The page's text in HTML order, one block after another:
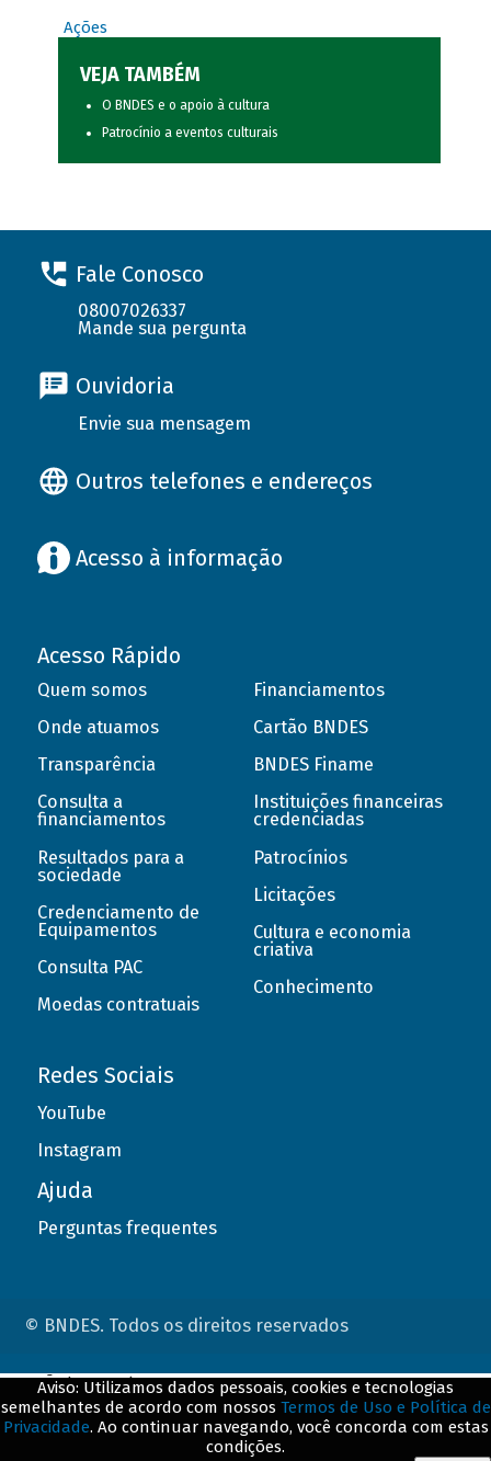
Ações
VEJA TAMBÉM
O BNDES e o apoio à cultura
Patrocínio a eventos culturais
Fale Conosco
08007026337
Mande sua pergunta
Ouvidoria
Envie sua mensagem
Outros telefones e endereços
Acesso à informação
Acesso Rápido
Quem somos
Onde atuamos
Transparência
Consulta a
financiamentos
Resultados para a
sociedade
Credenciamento de
Equipamentos
Consulta PAC
Moedas contratuais
Financiamentos
Cartão BNDES
BNDES Finame
Instituições financeiras
credenciadas
Patrocínios
Licitações
Cultura e economia
criativa
Conhecimento
Redes Sociais
YouTube
Instagram
Ajuda
Perguntas frequentes
© BNDES. Todos os direitos reservados
Aviso: Utilizamos dados pessoais, cookies e tecnologias
semelhantes de acordo com nossos Termos de Uso e Política de
Privacidade. Ao continuar navegando, você concorda com estas
condições.
ConteÃºdo complementar
${title}${badge}